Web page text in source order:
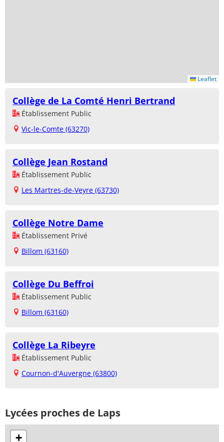
Leaflet
Collège de La Comté Henri Bertrand
Établissement Public
Vic-le-Comte (63270)
Collège Jean Rostand
Établissement Public
Les Martres-de-Veyre (63730)
Collège Notre Dame
Établissement Privé
Billom (63160)
Collège Du Beffroi
Établissement Public
Billom (63160)
Collège La Ribeyre
Établissement Public
Cournon-d'Auvergne (63800)
Lycées proches de Laps
+